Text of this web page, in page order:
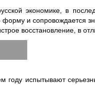
экономике, в
и сопровождается
восстановление, в
году испытывают